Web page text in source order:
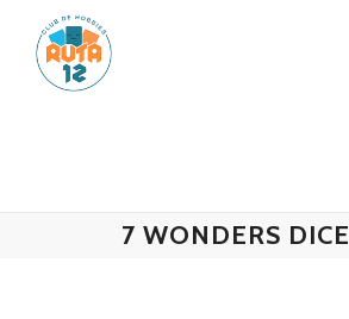
7 WONDERS DICE